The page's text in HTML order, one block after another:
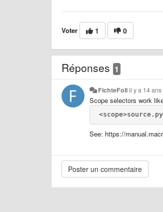
Voter 1 0
Réponses 1
FichteFollil y a 14 ans
Scope selectors work
See: https://